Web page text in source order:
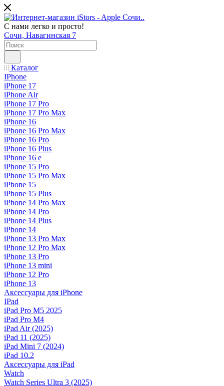
С нами легко и просто!
Сочи, Навагинская 7
Каталог
IPhone
iPhone 17
iPhone Air
iPhone 17 Pro
iPhone 17 Pro Max
iPhone 16
iPhone 16 Pro Max
iPhone 16 Pro
iPhone 16 Plus
iPhone 16 e
iPhone 15 Pro
iPhone 15 Pro Max
iPhone 15
iPhone 15 Plus
iPhone 14 Pro Max
iPhone 14 Pro
iPhone 14 Plus
iPhone 14
iPhone 13 Pro Max
iPhone 12 Pro Max
iPhone 13 Pro
iPhone 13 mini
iPhone 12 Pro
iPhone 13
Аксессуары для iPhone
IPad
iPad Pro M5 2025
iPad Pro M4
iPad Air (2025)
iPad 11 (2025)
iPad Mini 7 (2024)
iPad 10.2
Аксессуары для iPad
Watch
Watch Series Ultra 3 (2025)